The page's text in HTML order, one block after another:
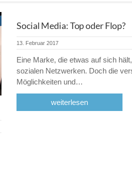
Social Media: Top oder Flop?
13. Februar 2017
Eine Marke, die etwas auf sich
sozialen Netzwerken. Doch die
Möglichkeiten und…
weiterlesen